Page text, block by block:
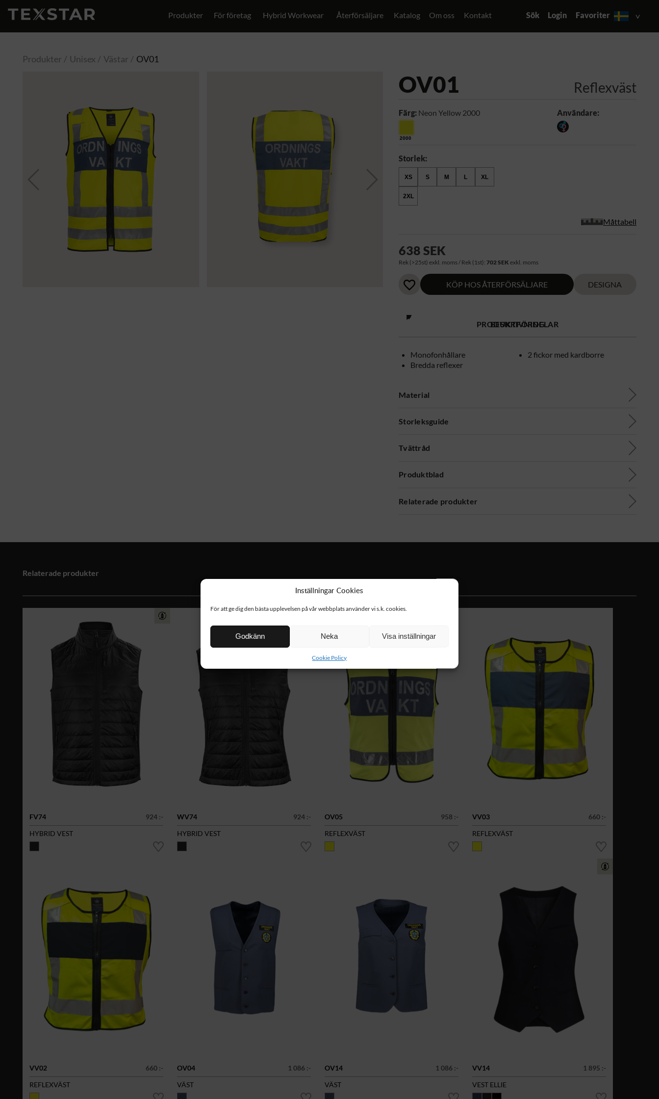
Inställningar Cookies
För att ge dig den bästa upplevelsen på vår webbplats använder vi s.k. cookies.
Godkänn Neka Visa inställningar
Cookie Policy
Produkter För företag Hybrid Workwear Återförsäljare Katalog Om oss Kontakt Sök Login Favoriter
Produkter Unisex Västar OV01
OV01 Reflexväst
Färg: Neon Yellow 2000
2000
Användare:
Storlek:
XS S M L XL
2XL
Måttabell
638 SEK
Rek (>25st) exkl. moms / Rek (1st):702 SEK exkl. moms
KÖP HOS ÅTERFÖRSÄLJARE DESIGNA
PRODUKTFÖRDELAR
Monofonhållare
Bredda reflexer
2 fickor med kardborre
BESKRIVNING
Material
Storleksguide
Tvättråd
Produktblad
Relaterade produkter
Relaterade produkter
FV74
924 :-
HYBRID VEST
WV74
924 :-
HYBRID VEST
OV05
958 :-
REFLEXVÄST
VV03
660 :-
REFLEXVÄST
VV02
660 :-
REFLEXVÄST
OV04
1 086 :-
VÄST
OV14
1 086 :-
VÄST
VV14
1 895 :-
VEST ELLIE